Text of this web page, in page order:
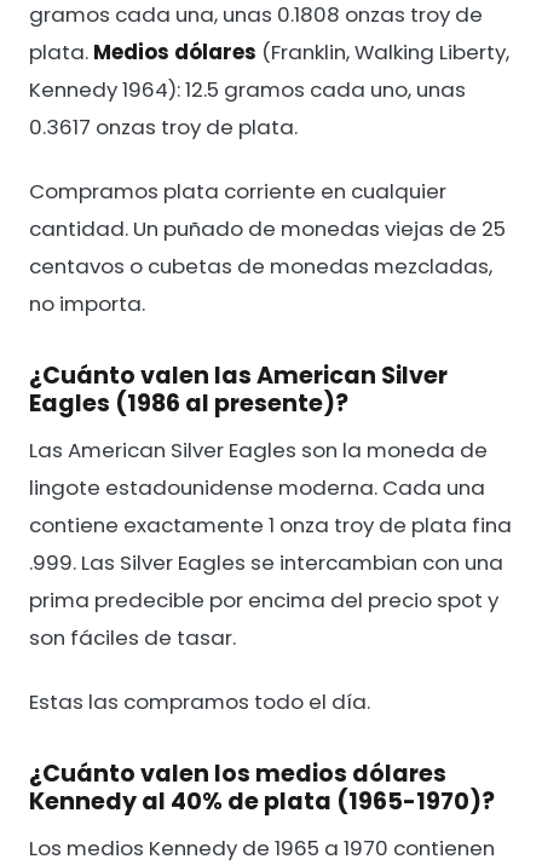
gramos cada una, unas 0.1808 onzas troy de
plata. Medios dólares (Franklin, Walking Liberty,
Kennedy 1964): 12.5 gramos cada uno, unas
0.3617 onzas troy de plata.
Compramos plata corriente en cualquier
cantidad. Un puñado de monedas viejas de 25
centavos o cubetas de monedas mezcladas,
no importa.
¿Cuánto valen las American Silver
Eagles (1986 al presente)?
Las American Silver Eagles son la moneda de
lingote estadounidense moderna. Cada una
contiene exactamente 1 onza troy de plata fina
.999. Las Silver Eagles se intercambian con una
prima predecible por encima del precio spot y
son fáciles de tasar.
Estas las compramos todo el día.
¿Cuánto valen los medios dólares
Kennedy al 40% de plata (1965-1970)?
Los medios Kennedy de 1965 a 1970 contienen